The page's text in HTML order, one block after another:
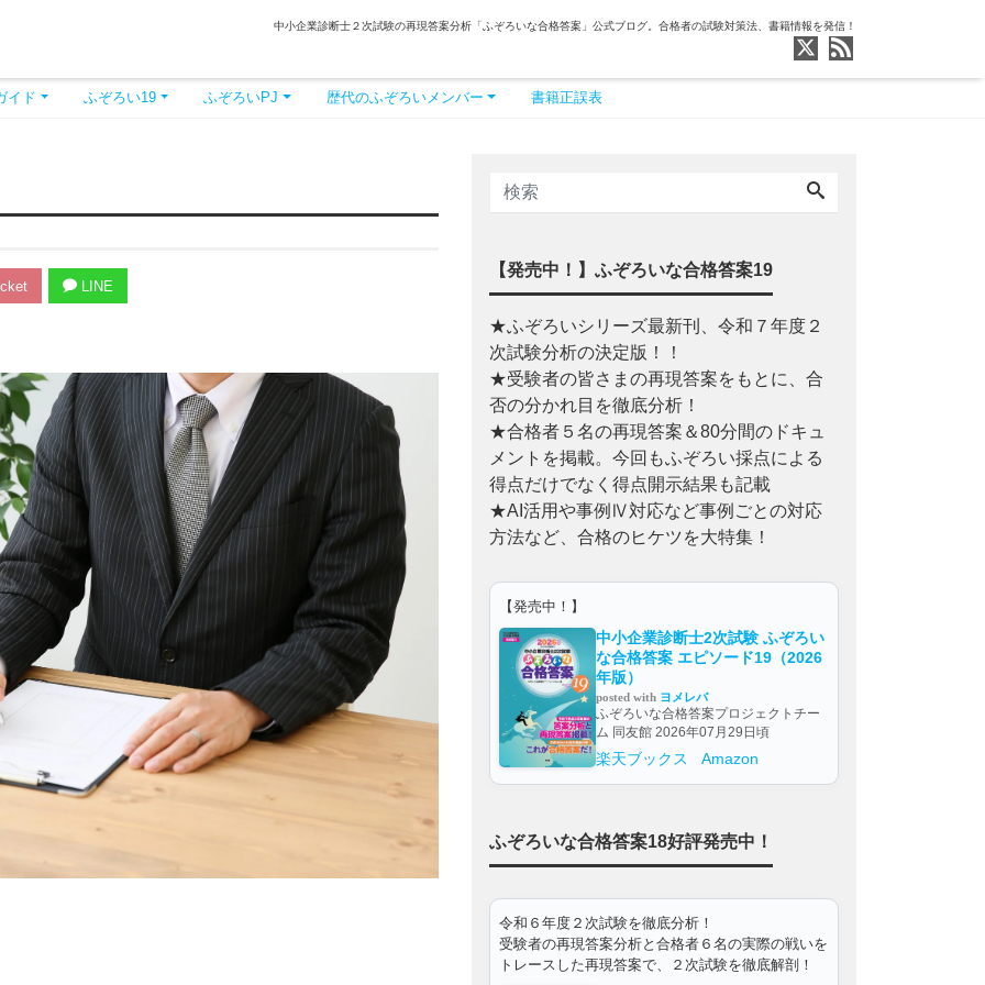
中小企業診断士２次試験の再現答案分析「ふぞろいな合格答案」公式ブログ。合格者の試験対策法、書籍情報を発信！
イド ふぞろい19 ふぞろいPJ 歴代のふぞろいメンバー 書籍正誤表
LINE
【発売中！】ふぞろいな合格答案19
★ふぞろいシリーズ最新刊、令和７年度２
次試験分析の決定版！！
★受験者の皆さまの再現答案をもとに、合
否の分かれ目を徹底分析！
★合格者５名の再現答案＆80分間のドキュ
メントを掲載。今回もふぞろい採点による
得点だけでなく得点開示結果も記載
★AI活用や事例Ⅳ対応など事例ごとの対応
方法など、合格のヒケツを大特集！
【発売中！】
中小企業診断士2次試験 ふぞろい
な合格答案 エピソード19（2026
年版）
posted with ヨメレバ
ふぞろいな合格答案プロジェクトチー
ム 同友館 2026年07月29日頃
楽天ブックス Amazon
ふぞろいな合格答案18好評発売中！
令和６年度２次試験を徹底分析！
受験者の再現答案分析と合格者６名の実際の戦いを
トレースした再現答案で、２次試験を徹底解剖！